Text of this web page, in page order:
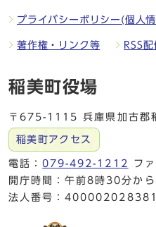
プライバシーポリシー(個人
著作権・リンク等 RSS
稲美町役場
〒675-1115 兵庫県加古郡
稲美町アクセス
電話：079-492-1212
フ
開庁時間：午前8時30分か
法人番号：